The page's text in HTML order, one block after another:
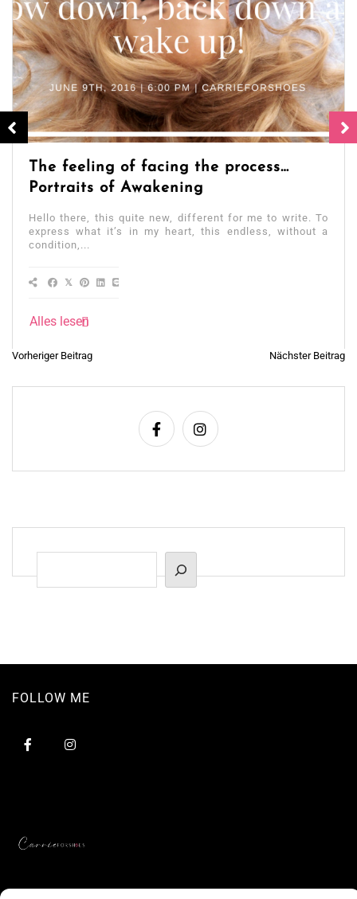
The feeling of facing the process…
Portraits of Awakening
Hello there, this quite new, different for me to write. To
express what it’s in my heart, this endless, without a
condition,...
Alles lesen
Beitragsnavigation
Vorheriger Beitrag Nächster Beitrag
FOLLOW ME